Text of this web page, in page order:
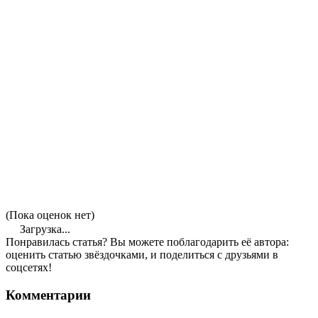
(Пока оценок нет)
Загрузка...
Понравилась статья? Вы можете поблагодарить её автора:
оценить статью звёздочками, и поделиться с друзьями в
соцсетях!
Комментарии